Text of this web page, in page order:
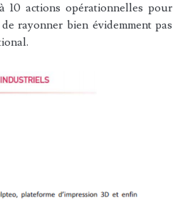
actions opérationnelles pour
rayonner bien évidemment pas